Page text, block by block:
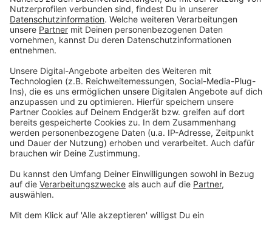
Für alle Familien findet am Sonntag von 11 bis 17 Uhr
einKinderfest
Dort gibt es verschiedene Mitmachaktionen, wie zum
Beispiel Bastelangebote, Tanzangebote oder
Kinderschminken. Alle Kinder, die möchten, bekommen
eine Spielkarte, mit der sie an den verschiedenen
Stationen Stempel sammeln können. Am Ende können
sie diese gegen ein kleines Geschenk einlösen. Die
Teilnahme ist kostenlos.
Anzeige
Pixelbörse - die Spielebörse im zakk